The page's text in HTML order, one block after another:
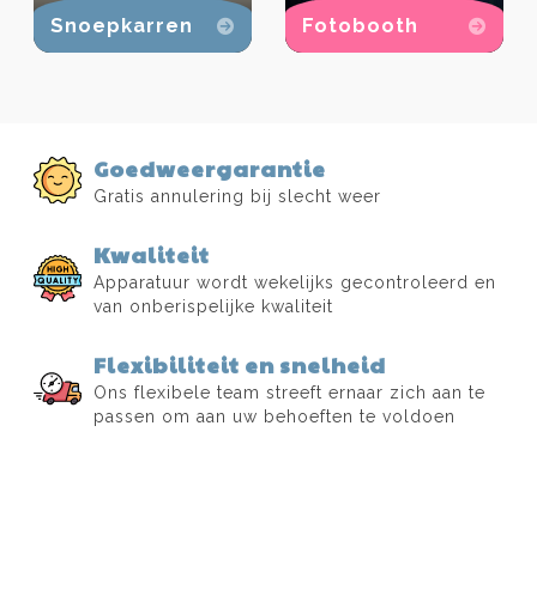
Snoepkarren Fotobooth
Goedweergarantie
Gratis annulering bij slecht weer
Kwaliteit
Apparatuur wordt wekelijks gecontroleerd en
van onberispelijke kwaliteit
Flexibiliteit en snelheid
Ons flexibele team streeft ernaar zich aan te
passen om aan uw behoeften te voldoen